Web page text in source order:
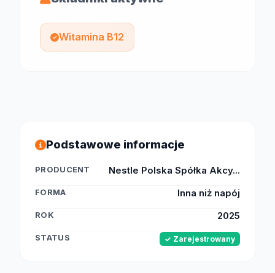
Witamina B12
Podstawowe informacje
PRODUCENT Nestle Polska Spółka Akcy...
FORMA Inna niż napój
ROK 2025
STATUS ✓ Zarejestrowany